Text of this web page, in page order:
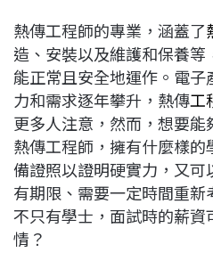
b
o
o
k
a
d
s
e
d
I
n
L
i
n
k
熱傳工程師的專業，涵蓋了
造、安裝以及維護和保養
能正常且安全地運作。電子
力和需求逐年攀升，熱傳工
更多人注意，然而，想要
熱傳工程師，擁有什麼樣
備證照以證明硬實力，又
有期限、需要一定時間重
不只有學士，面試時的薪
情？